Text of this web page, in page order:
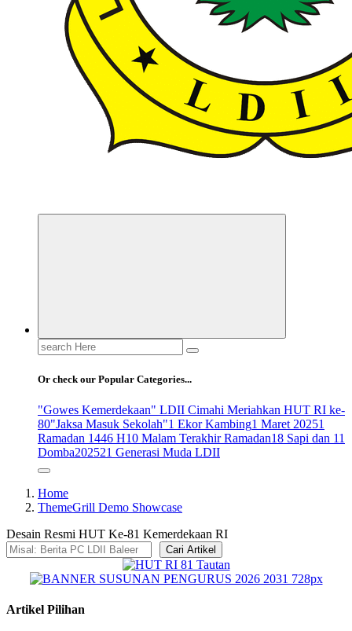
Search
for:
Or check our Popular Categories...
"Gowes Kemerdekaan" LDII Cimahi Meriahkan HUT RI ke-
80"Jaksa Masuk Sekolah"1 Ekor Kambing1 Maret 20251
Ramadan 1446 H10 Malam Terakhir Ramadan18 Sapi dan 11
Domba202521 Generasi Muda LDII
Home
ThemeGrill Demo Showcase
Desain Resmi HUT Ke-81 Kemerdekaan RI
Cari Artikel
Artikel Pilihan